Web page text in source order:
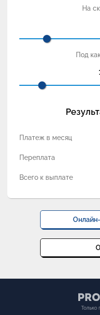
На
Под
Платеж в месяц
Переплата
Всего к выплате
Только